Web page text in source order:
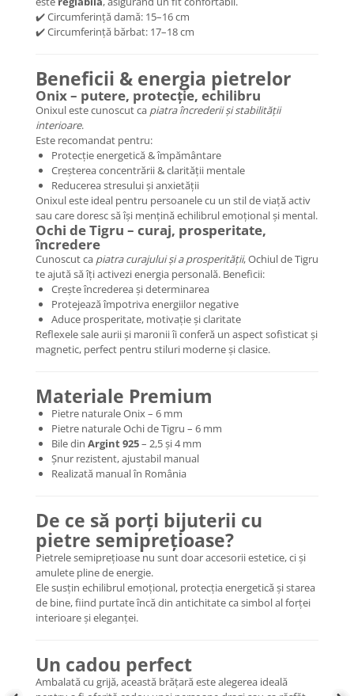
Coliere cu Molecule
Coliere Diverse
BRĂȚĂRI CU ȘNUR REGLABIL
Brățări din Aur cu șnur reglabil
Brățări din Argint cu șnur reglabil
BRĂȚĂRI CU PIETRE SEMIPREȚIOASE
Brățări din Aur cu pietre
semiprețioase
Brățări din Argint cu pietre
semiprețioase
Brățări elastice cu pietre
semiprețioase
BRĂȚĂRI DE PICIOR
Brățări de picior din Aur
Brățări de picior din Argint
COLIERE
Coliere cu pietre semiprețioase
✔️ Circumferință damă: 15–16 cm
✔️ Circumferință bărbat: 17–18 cm
Beneficii & energia pietrelor
Onix – putere, protecție, echilibru
Onixul este cunoscut ca piatra încrederii și stabilității
interioare.
Este recomandat pentru:
Protecție energetică & împământare
Creșterea concentrării & clarității mentale
Reducerea stresului și anxietății
Onixul este ideal pentru persoanele cu un stil de viață activ
sau care doresc să își mențină echilibrul emoțional și mental.
Ochi de Tigru – curaj, prosperitate,
încredere
Cunoscut ca piatra curajului și a prosperității, Ochiul de Tigru
te ajută să îți activezi energia personală. Beneficii:
Crește încrederea și determinarea
Protejează împotriva energiilor negative
Aduce prosperitate, motivație și claritate
Reflexele sale aurii și maronii îi conferă un aspect sofisticat și
magnetic, perfect pentru stiluri moderne și clasice.
Materiale Premium
Pietre naturale Onix – 6 mm
Pietre naturale Ochi de Tigru – 6 mm
Bile din Argint 925– 2,5 și 4 mm
Șnur rezistent, ajustabil manual
Realizată manual în România
De ce să porți bijuterii cu
pietre semiprețioase?
Pietrele semiprețioase nu sunt doar accesorii estetice, ci și
amulete pline de energie.
Ele susțin echilibrul emoțional, protecția energetică și starea
de bine, fiind purtate încă din antichitate ca simbol al forței
interioare și eleganței.
Un cadou perfect
Ambalată cu grijă, această brățară este alegerea ideală